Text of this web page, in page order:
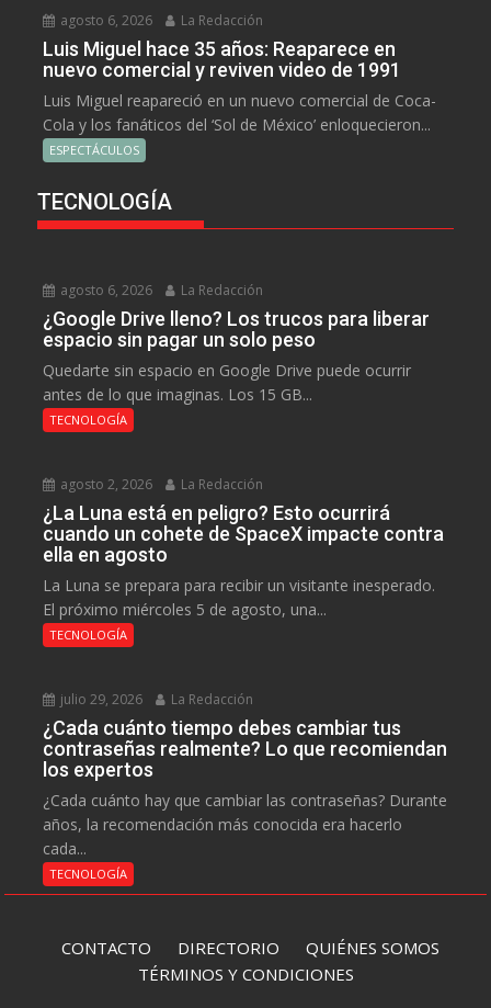
agosto 6, 2026 La Redacción
Luis Miguel hace 35 años: Reaparece en
nuevo comercial y reviven video de 1991
Luis Miguel reapareció en un nuevo comercial de Coca-
Cola y los fanáticos del ‘Sol de México’ enloquecieron...
ESPECTÁCULOS
TECNOLOGÍA
agosto 6, 2026 La Redacción
¿Google Drive lleno? Los trucos para liberar
espacio sin pagar un solo peso
Quedarte sin espacio en Google Drive puede ocurrir
antes de lo que imaginas. Los 15 GB...
TECNOLOGÍA
agosto 2, 2026 La Redacción
¿La Luna está en peligro? Esto ocurrirá
cuando un cohete de SpaceX impacte contra
ella en agosto
La Luna se prepara para recibir un visitante inesperado.
El próximo miércoles 5 de agosto, una...
TECNOLOGÍA
julio 29, 2026 La Redacción
¿Cada cuánto tiempo debes cambiar tus
contraseñas realmente? Lo que recomiendan
los expertos
¿Cada cuánto hay que cambiar las contraseñas? Durante
años, la recomendación más conocida era hacerlo
cada...
TECNOLOGÍA
CONTACTO DIRECTORIO QUIÉNES SOMOS
TÉRMINOS Y CONDICIONES